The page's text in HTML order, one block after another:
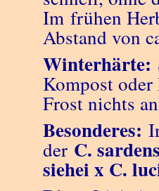
Im frühen
Abstand von
Winterhärte:
Kompost
Frost nichts
Besonderes:
der C.
siehei x C.